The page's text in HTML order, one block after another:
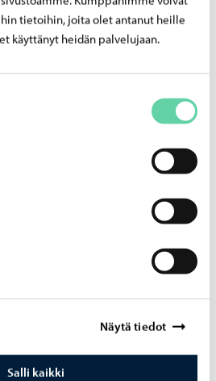
tietoihin, joita olet antanut heille
käyttänyt heidän palvelujaan.
Näytä tiedot
Salli kaikki
Johan -​näyttelyn Por­